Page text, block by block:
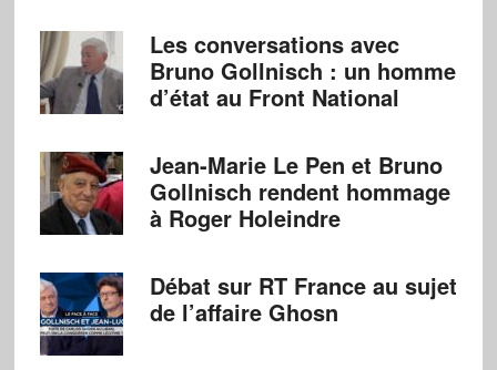
Les conversations avec
Bruno Gollnisch : un homme
d’état au Front National
Jean-Marie Le Pen et Bruno
Gollnisch rendent hommage
à Roger Holeindre
Débat sur RT France au sujet
de l’affaire Ghosn